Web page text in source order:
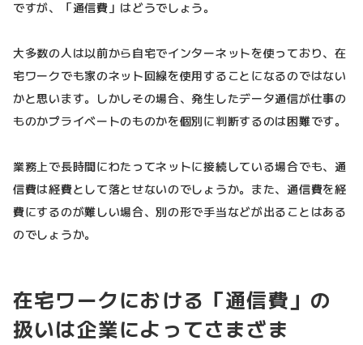
ですが、「通信費」はどうでしょう。
大多数の人は以前から自宅でインターネットを使っており、在
宅ワークでも家のネット回線を使用することになるのではない
かと思います。しかしその場合、発生したデータ通信が仕事の
ものかプライベートのものかを個別に判断するのは困難です。
業務上で長時間にわたってネットに接続している場合でも、通
信費は経費として落とせないのでしょうか。また、通信費を経
費にするのが難しい場合、別の形で手当などが出ることはある
のでしょうか。
在宅ワークにおける「通信費」の
扱いは企業によってさまざま